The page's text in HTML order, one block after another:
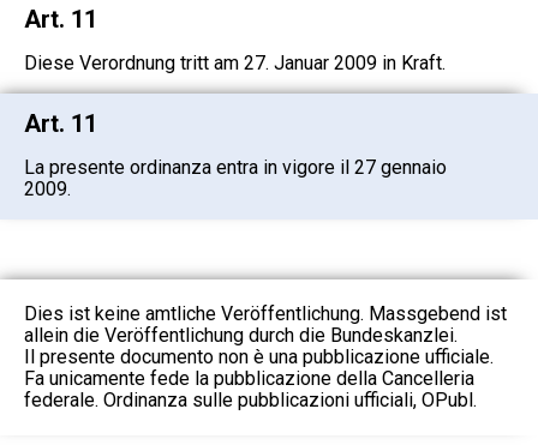
Art. 11
Diese Verordnung tritt am 27. Januar 2009 in Kraft.
Art. 11
La presente ordinanza entra in vigore il 27 gennaio
2009.
Dies ist keine amtliche Veröffentlichung. Massgebend ist
allein die Veröffentlichung durch die Bundeskanzlei.
Il presente documento non è una pubblicazione ufficiale.
Fa unicamente fede la pubblicazione della Cancelleria
federale. Ordinanza sulle pubblicazioni ufficiali, OPubl.